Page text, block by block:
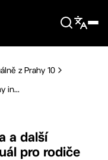
z Prahy 10
in...
a další
pro rodiče